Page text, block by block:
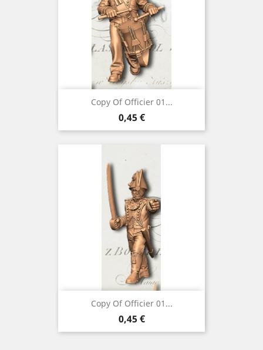
Copy Of Officier 01...
Preço
0,45 €
Copy Of Officier 01...
Preço
0,45 €